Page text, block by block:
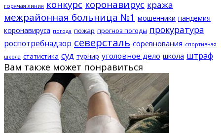
горячая линия конкурс коронавирус кража
межрайонная больница №1 мошенники пандемия
коронавируса погода пожар прогноз погоды прокуратура
роспотребнадзор северсталь соревнования спортивная
школа статистика суд турнир уголовное дело школа штраф
Вам также может понравиться